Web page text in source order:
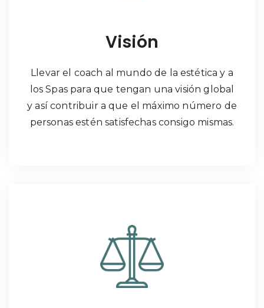
Visión
Llevar el coach al mundo de la estética y a
los Spas para que tengan una visión global
y así contribuir a que el máximo número de
personas estén satisfechas consigo mismas.